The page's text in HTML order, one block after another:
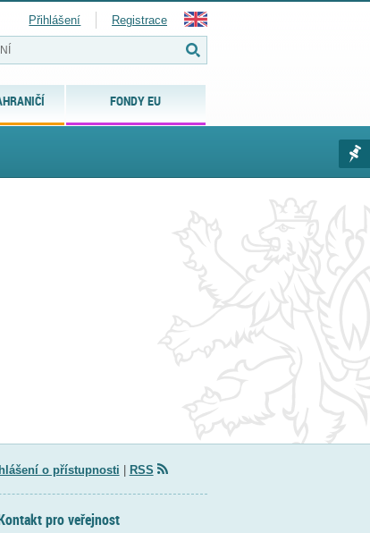
FONDY EU
Přihlášení Registrace
o přístupnosti RSS
pro veřejnost